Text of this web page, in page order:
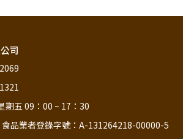
司
期五 09：00 ~ 17：30
品業者登錄字號：A-131264218-00000-5